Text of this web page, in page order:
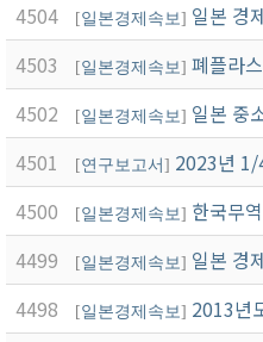
4504 [일본경제속보] 일본 경
4503 [일본경제속보] 폐플라
4502 [일본경제속보] 일본 중
4501 [연구보고서] 2023년 1/
4500 [일본경제속보] 한국무
4499 [일본경제속보] 일본 경
4498 [일본경제속보] 2013년